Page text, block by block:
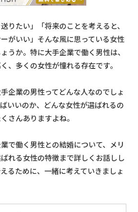
りたい」「将来のことを考えると、
がいい」そんな風に思っている女性
うか。特に大手企業で働く男性は、
、多くの女性が憧れる存在です。
企業の男性ってどんな人なのでしょ
いいのか、どんな女性が選ばれるの
さんありますよね。
で働く男性との結婚について、メリ
れる女性の特徴まで詳しくお話しし
るために、一緒に考えていきましょ